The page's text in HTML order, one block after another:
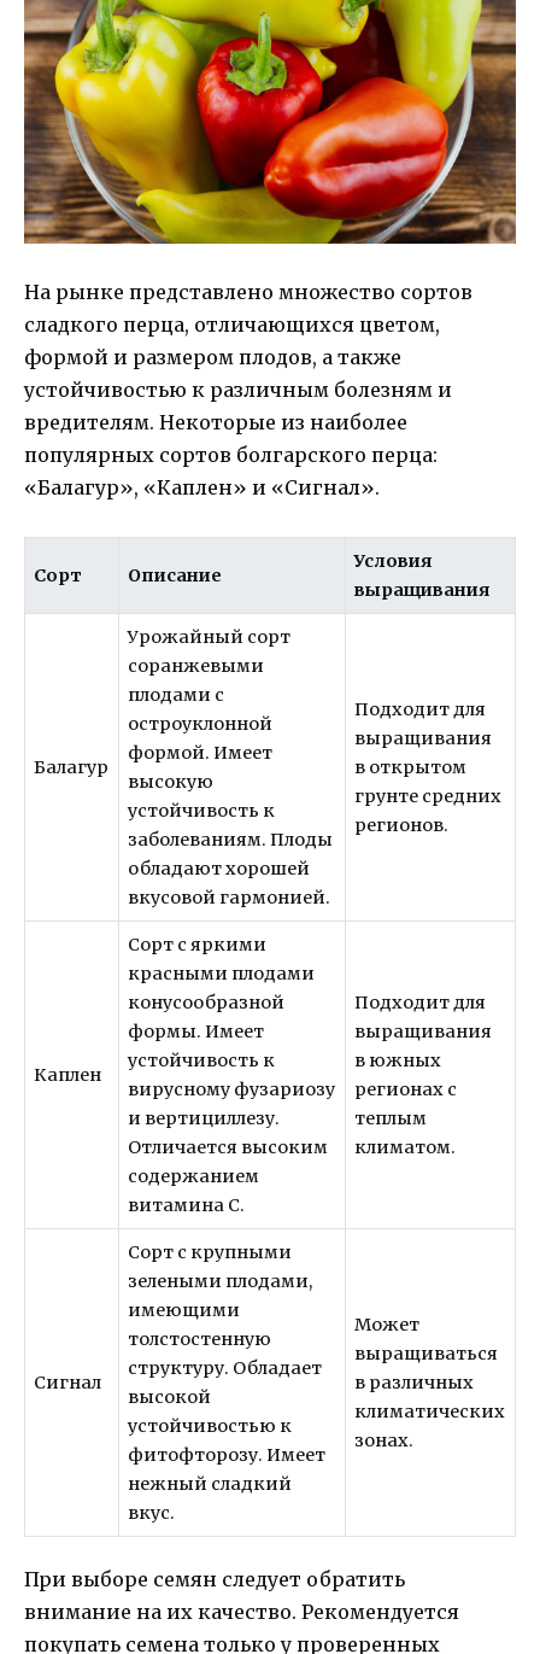
На рынке представлено множество сортов
сладкого перца, отличающихся цветом,
формой и размером плодов, а также
устойчивостью к различным болезням и
вредителям. Некоторые из наиболее
популярных сортов болгарского перца:
«Балагур», «Каплен» и «Сигнал».
Сорт Описание
Условия
выращивания
Балагур
Урожайный сорт
соранжевыми
плодами с
остроуклонной
формой. Имеет
высокую
устойчивость к
заболеваниям. Плоды
обладают хорошей
вкусовой гармонией.
Подходит для
выращивания
в открытом
грунте средних
регионов.
Каплен
Сорт с яркими
красными плодами
конусообразной
формы. Имеет
устойчивость к
вирусному фузариозу
и вертициллезу.
Отличается высоким
содержанием
витамина С.
Подходит для
выращивания
в южных
регионах с
теплым
климатом.
Сигнал
Сорт с крупными
зелеными плодами,
имеющими
толстостенную
структуру. Обладает
высокой
устойчивостью к
фитофторозу. Имеет
нежный сладкий
вкус.
Может
выращиваться
в различных
климатических
зонах.
При выборе семян следует обратить
внимание на их качество. Рекомендуется
покупать семена только у проверенных